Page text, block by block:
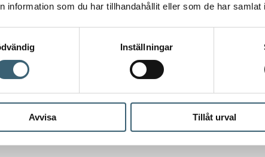
information som du har tillhandahållit eller som de har
Inställningar
Avvisa Tillåt urval